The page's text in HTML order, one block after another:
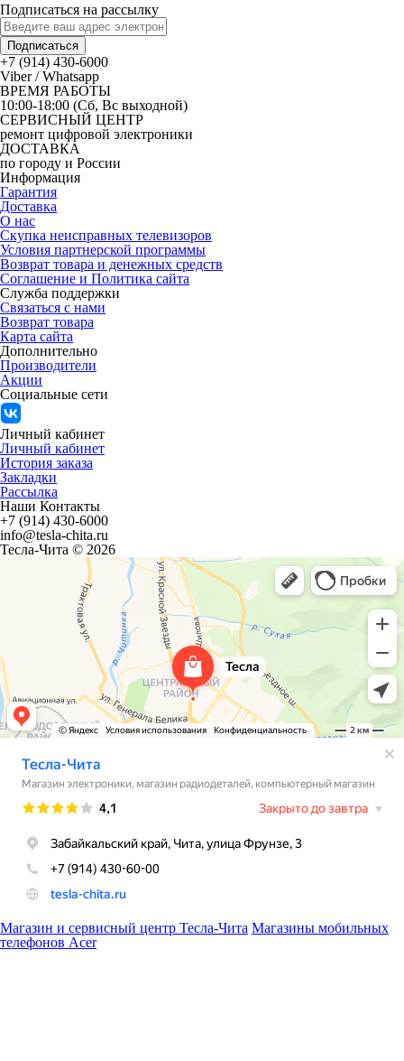
Подписаться на рассылку
Подписаться
+7 (914) 430-6000
Viber / Whatsapp
ВРЕМЯ РАБОТЫ
10:00-18:00 (Сб, Вс выходной)
СЕРВИСНЫЙ ЦЕНТР
ремонт цифровой электроники
ДОСТАВКА
по городу и России
Информация
Гарантия
Доставка
О нас
Скупка неисправных телевизоров
Условия партнерской программы
Возврат товара и денежных средств
Соглашение и Политика сайта
Служба поддержки
Связаться с нами
Возврат товара
Карта сайта
Дополнительно
Производители
Акции
Социальные сети
Личный кабинет
Личный кабинет
История заказа
Закладки
Рассылка
Наши Контакты
+7 (914) 430-6000
info@tesla-chita.ru
Тесла-Чита © 2026
Магазин и сервисный центр Тесла-Чита Магазины мобильных
телефонов Acer